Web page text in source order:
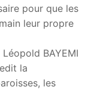
pour que les
leur propre
BAYEMI
la
les